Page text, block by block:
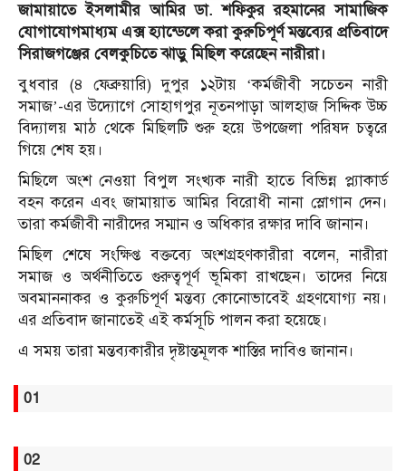
জামায়াতে ইসলামীর আমির ডা. শফিকুর রহমানের সামাজিক
যোগাযোগমাধ্যম এক্স হ্যান্ডেলে করা কুরুচিপূর্ণ মন্তব্যের প্রতিবাদে
সিরাজগঞ্জের বেলকুচিতে ঝাড়ু মিছিল করেছেন নারীরা।
বুধবার (৪ ফেব্রুয়ারি) দুপুর ১২টায় ‘কর্মজীবী সচেতন নারী
সমাজ’-এর উদ্যোগে সোহাগপুর নূতনপাড়া আলহাজ সিদ্দিক উচ্চ
বিদ্যালয় মাঠ থেকে মিছিলটি শুরু হয়ে উপজেলা পরিষদ চত্বরে
গিয়ে শেষ হয়।
মিছিলে অংশ নেওয়া বিপুল সংখ্যক নারী হাতে বিভিন্ন প্ল্যাকার্ড
বহন করেন এবং জামায়াত আমির বিরোধী নানা স্লোগান দেন।
তারা কর্মজীবী নারীদের সম্মান ও অধিকার রক্ষার দাবি জানান।
মিছিল শেষে সংক্ষিপ্ত বক্তব্যে অংশগ্রহণকারীরা বলেন, নারীরা
সমাজ ও অর্থনীতিতে গুরুত্বপূর্ণ ভূমিকা রাখছেন। তাদের নিয়ে
অবমাননাকর ও কুরুচিপূর্ণ মন্তব্য কোনোভাবেই গ্রহণযোগ্য নয়।
এর প্রতিবাদ জানাতেই এই কর্মসূচি পালন করা হয়েছে।
এ সময় তারা মন্তব্যকারীর দৃষ্টান্তমূলক শাস্তির দাবিও জানান।
01
02